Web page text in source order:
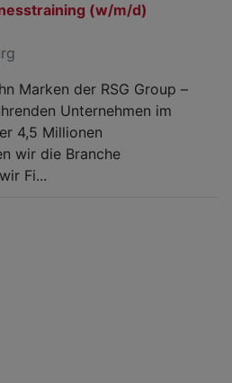
(w/m/d)
Marken der RSG Group –
Unternehmen im
4,5 Millionen
wir die Branche
Fi...